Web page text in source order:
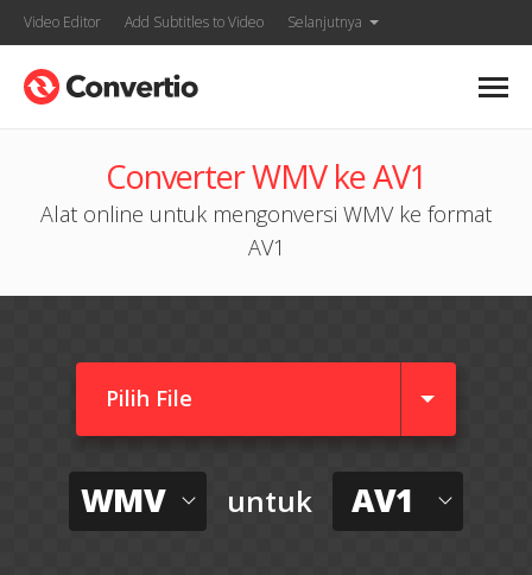
Video Editor Add Subtitles to Video Selanjutnya
Converter WMV ke AV1
Alat online untuk mengonversi WMV ke format
AV1
Pilih File
WMV untuk AV1